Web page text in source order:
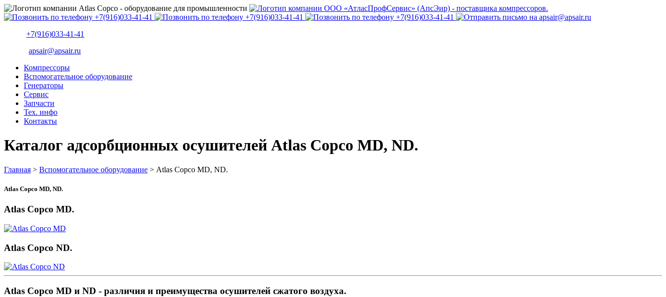
+7(916)033-41-41
apsair@apsair.ru
Компрессоры
Вспомогательное оборудование
Генераторы
Сервис
Запчасти
Тех. инфо
Контакты
Каталог адсорбционных осушителей Atlas Copco MD, ND.
Главная > Вспомогательное оборудование > Atlas Copco MD, ND.
Atlas Copco MD, ND.
Atlas Copco MD.
Atlas Copco ND.
Atlas Copco MD и ND - различия и преимущества осушителей сжатого воздуха.